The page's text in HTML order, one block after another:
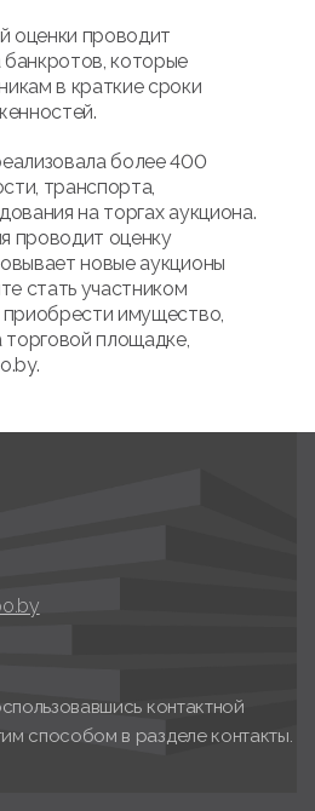
оценки проводит
которые
в краткие сроки
более 400
транспорта,
на торгах аукциона.
проводит оценку
новые аукционы
стать участником
имущество,
торговой площадке,
контактной
способом в разделе контакты.